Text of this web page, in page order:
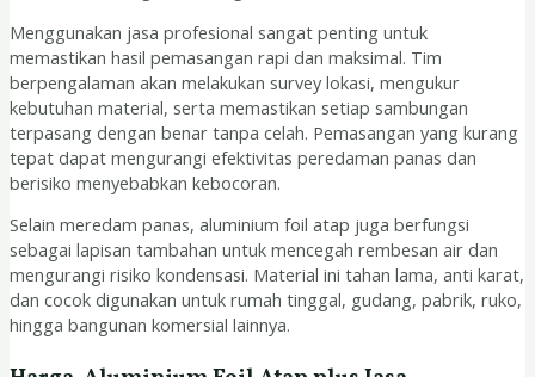
Menggunakan jasa profesional sangat penting untuk
memastikan hasil pemasangan rapi dan maksimal. Tim
berpengalaman akan melakukan survey lokasi, mengukur
kebutuhan material, serta memastikan setiap sambungan
terpasang dengan benar tanpa celah. Pemasangan yang kurang
tepat dapat mengurangi efektivitas peredaman panas dan
berisiko menyebabkan kebocoran.
Selain meredam panas, aluminium foil atap juga berfungsi
sebagai lapisan tambahan untuk mencegah rembesan air dan
mengurangi risiko kondensasi. Material ini tahan lama, anti karat,
dan cocok digunakan untuk rumah tinggal, gudang, pabrik, ruko,
hingga bangunan komersial lainnya.